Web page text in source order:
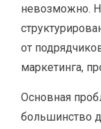
невозможно.
от
маркетинга,
Основная
большинство